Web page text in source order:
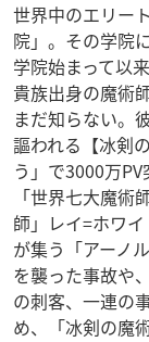
世界中のエリー
院」。その学院
学院始まって以
貴族出身の魔術
まだ知らない。
謳われる【冰剣
う」で3000万
「世界七大魔
師」レイ=ホワ
が集う「アーノ
を襲った事故や
の刺客、一連の
め、「冰剣の魔